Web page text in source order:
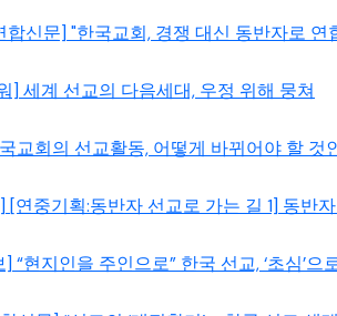
합신문] "한국교회, 경쟁 대신 동반자로
] 세계 선교의 다음세대, 우정 위해 뭉쳐
교회의 선교활동, 어떻게 바뀌어야 할 것
] [연중기획:동반자 선교로 가는 길 1] 동반
“현지인을 주인으로” 한국 선교, ‘초심’으